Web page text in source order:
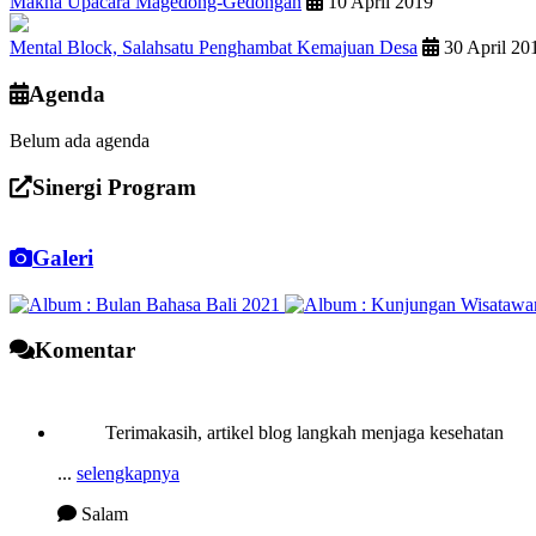
Mental Block, Salahsatu Penghambat Kemajuan Desa 30 April
Agenda
Belum ada agenda
Sinergi Program
Galeri
Komentar
selengkapnya
Salam
15 Agustus 2023 10:25:37